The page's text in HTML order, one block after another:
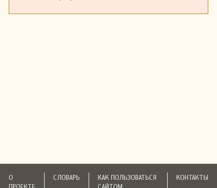
О
СЛОВАРЬ
КАК ПОЛЬЗОВАТЬСЯ
КОНТАКТЫ